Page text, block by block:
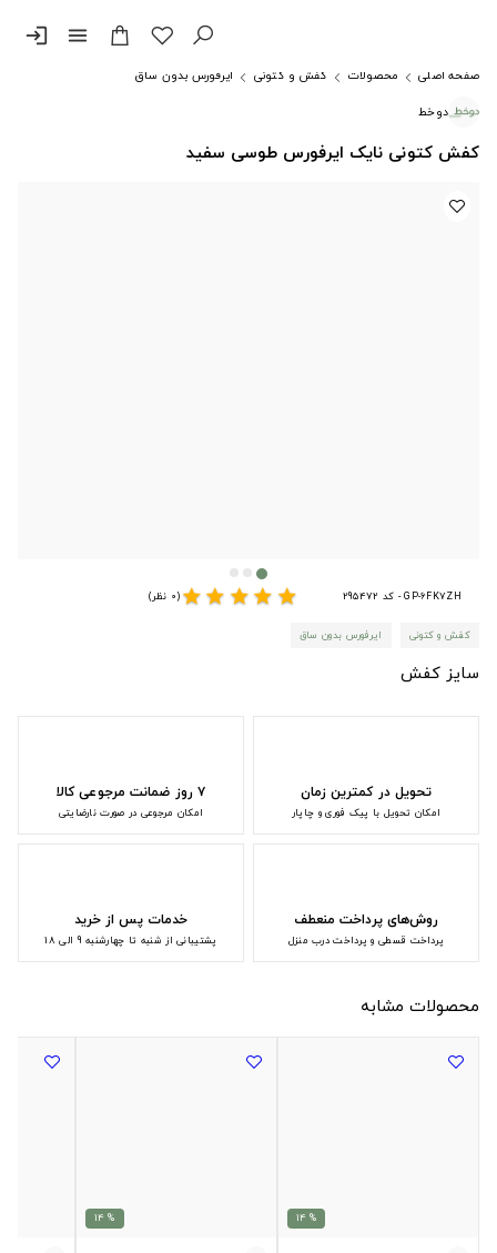
menu
login
صفحه اصلی محصولات کفش و کتونی
ایرفورس بدون ساق
دوخط
کفش کتونی نایک ایرفورس طوسی سفید
GP-6FK7ZH - کد 295472 star
star
star
star
star(0 نظر)
کفش و کتونی ایرفورس بدون ساق
سایز کفش
تحویل در کمترین زمان
امکان تحویل با پیک فوری و چاپار
۷ روز ضمانت مرجوعی کالا
امکان مرجوعی در صورت نارضایتی
روش‌های پرداخت منعطف
پرداخت قسطی و پرداخت درب منزل
خدمات پس از خرید
پشتیبانی از شنبه تا چهارشنبه 9 الی 18
محصولات مشابه
% 14
% 14